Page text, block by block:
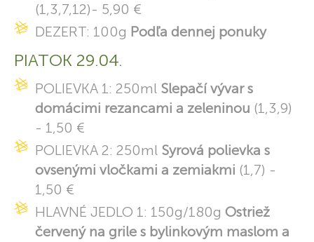
(1,3,7,12)- 5,90 €
DEZERT: 100g Podľa dennej ponuky
PIATOK 29.04.
POLIEVKA 1: 250ml Slepačí vývar s
domácimi rezancami a zeleninou (1,3,9)
- 1,50 €
POLIEVKA 2: 250ml Syrová polievka s
ovsenými vločkami a zemiakmi (1,7) -
1,50 €
HLAVNÉ JEDLO 1: 150g/180g Ostriež
červený na grile s bylinkovým maslom a